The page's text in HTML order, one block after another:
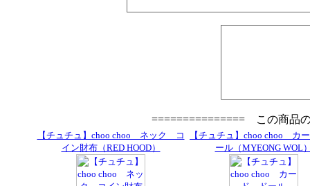
=============== この商品
【チュチュ】choo choo ネック コ
イン財布（RED HOOD）
【チュチュ】choo choo カ
ール（MYEONG WOL